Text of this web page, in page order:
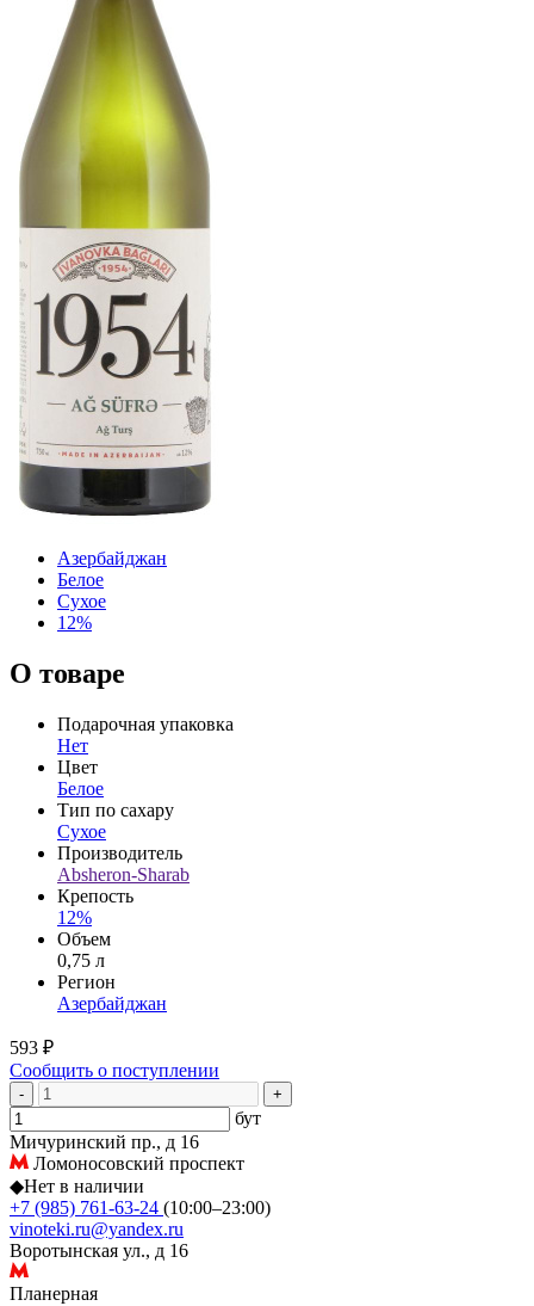
Азербайджан
Белое
Сухое
12%
О товаре
Подарочная упаковка
Нет
Цвет
Белое
Тип по сахару
Сухое
Производитель
Absheron-Sharab
Крепость
12%
Объем
0,75 л
Регион
Азербайджан
593 ₽
Сообщить о поступлении
- +
бут
Мичуринский пр., д 16
Ломоносовский проспект
◆Нет в наличии
+7 (985) 761-63-24 (10:00–23:00)
vinoteki.ru@yandex.ru
Воротынская ул., д 16
Планерная